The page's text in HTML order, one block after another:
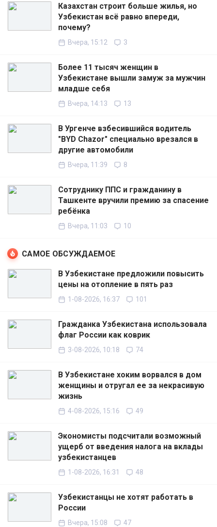
Казахстан строит больше жилья, но
Узбекистан всё равно впереди,
почему?
Вчера, 15:12 3
Более 11 тысяч женщин в
Узбекистане вышли замуж за мужчин
младше себя
Вчера, 14:13 13
В Ургенче взбесившийся водитель
"BYD Chazor" специально врезался в
другие автомобили
Вчера, 11:39 8
Сотруднику ППС и гражданину в
Ташкенте вручили премию за спасение
ребёнка
Вчера, 11:03 10
САМОЕ ОБСУЖДАЕМОЕ
В Узбекистане предложили повысить
цены на отопление в пять раз
1-08-2026, 16:37 101
Гражданка Узбекистана использовала
флаг России как коврик
3-08-2026, 10:18 74
В Узбекистане хоким ворвался в дом
женщины и отругал ее за некрасивую
жизнь
4-08-2026, 15:16 49
Экономисты подсчитали возможный
ущерб от введения налога на вклады
узбекистанцев
1-08-2026, 16:31 48
Узбекистанцы не хотят работать в
России
Вчера, 15:08 47